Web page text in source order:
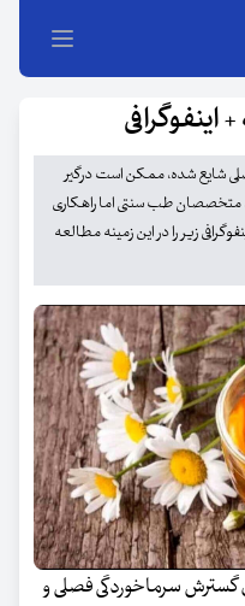
فصلی شایع شده، ممکن است درگیر
متخصصان طب سنتی اما راهکاری
زیر را در این زمینه مطالعه
گسترش سرماخوردگی فصلی و